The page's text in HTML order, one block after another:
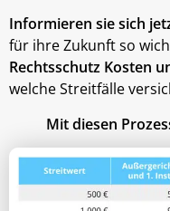
Informieren sie sich
für ihre Zukunft so
Rechtsschutz Kosten
welche Streitfälle
Mit diesen